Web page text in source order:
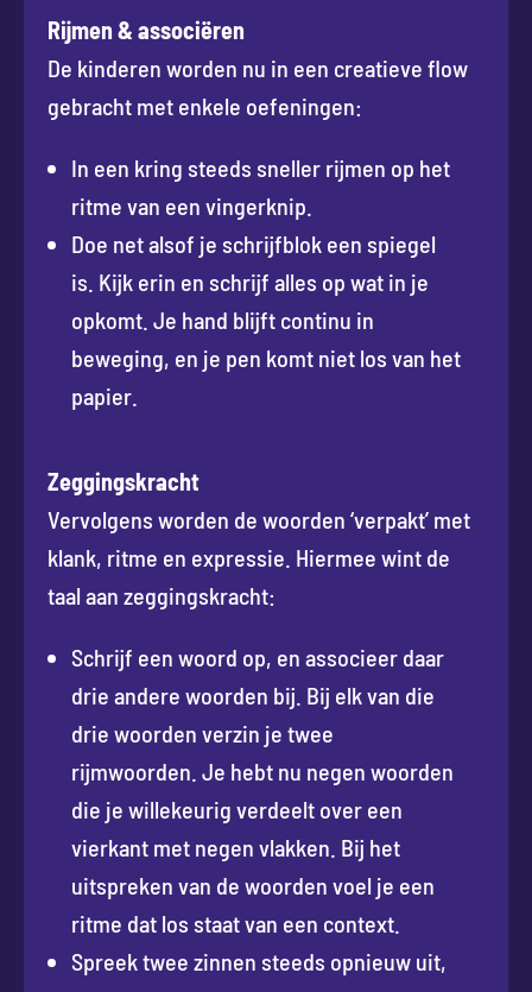
Rijmen & associëren
De kinderen worden nu in een creatieve flow
gebracht met enkele oefeningen:
In een kring steeds sneller rijmen op het
ritme van een vingerknip.
Doe net alsof je schrijfblok een spiegel
is. Kijk erin en schrijf alles op wat in je
opkomt. Je hand blijft continu in
beweging, en je pen komt niet los van het
papier.
Zeggingskracht
Vervolgens worden de woorden ‘verpakt’ met
klank, ritme en expressie. Hiermee wint de
taal aan zeggingskracht:
Schrijf een woord op, en associeer daar
drie andere woorden bij. Bij elk van die
drie woorden verzin je twee
rijmwoorden. Je hebt nu negen woorden
die je willekeurig verdeelt over een
vierkant met negen vlakken. Bij het
uitspreken van de woorden voel je een
ritme dat los staat van een context.
Spreek twee zinnen steeds opnieuw uit,